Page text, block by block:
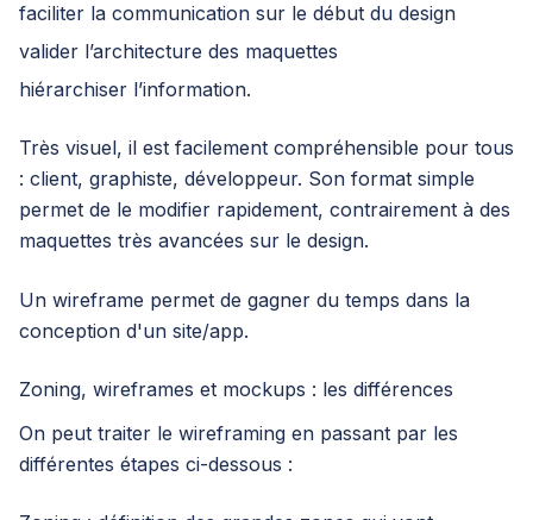
faciliter la communication sur le début du design
valider l’architecture des maquettes
hiérarchiser l’information.
Très visuel, il est facilement compréhensible pour tous
: client, graphiste, développeur. Son format simple
permet de le modifier rapidement, contrairement à des
maquettes très avancées sur le design.
Un wireframe permet de gagner du temps dans la
conception d'un site/app.
Zoning, wireframes et mockups : les différences
On peut traiter le wireframing en passant par les
différentes étapes ci-dessous :